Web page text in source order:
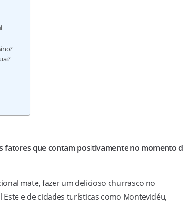
fatores que contam positivamente no momento
mate, fazer um delicioso churrasco no
e de cidades turísticas como Montevidéu,